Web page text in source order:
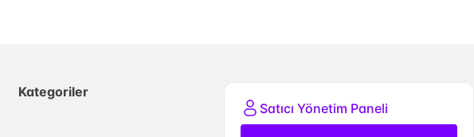
Kategoriler
Satıcı Yönetim Paneli